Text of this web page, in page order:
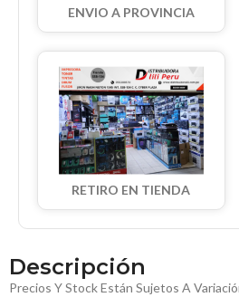
ENVIO A PROVINCIA
RETIRO EN TIENDA
Descripción
Precios Y Stock Están Sujetos A